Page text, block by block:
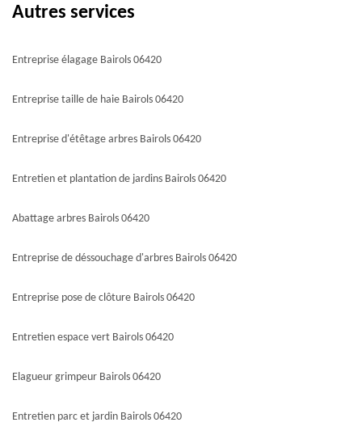
Autres services
Entreprise élagage Bairols 06420
Entreprise taille de haie Bairols 06420
Entreprise d'étêtage arbres Bairols 06420
Entretien et plantation de jardins Bairols 06420
Abattage arbres Bairols 06420
Entreprise de déssouchage d'arbres Bairols 06420
Entreprise pose de clôture Bairols 06420
Entretien espace vert Bairols 06420
Elagueur grimpeur Bairols 06420
Entretien parc et jardin Bairols 06420